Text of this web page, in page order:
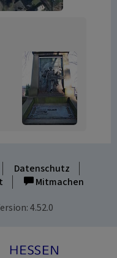
Datenschutz
Mitmachen
4.52.0